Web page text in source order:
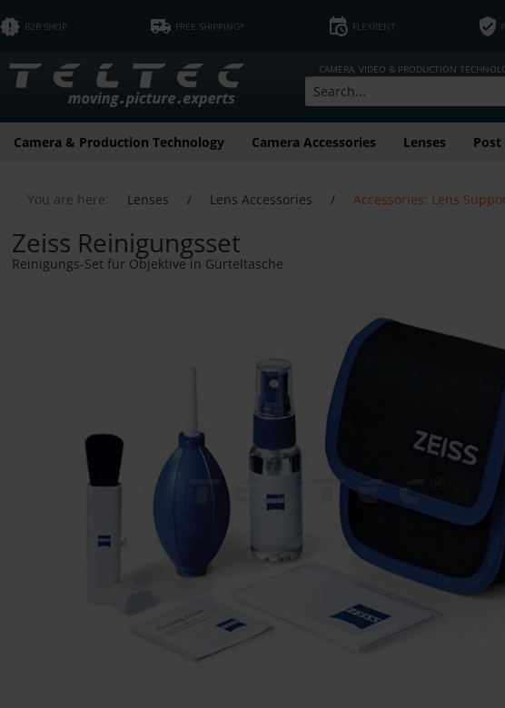
B2B SHOP FREE SHIPPING* FLEXRENT
CAMERA, VIDEO & PRODUCTION
Camera & Production Technology Camera Accessories Lenses Post
You are here: Lenses / Lens Accessories / Accessories: Lens
Zeiss Reinigungsset
Reinigungs-Set für Objektive in Gürteltasche